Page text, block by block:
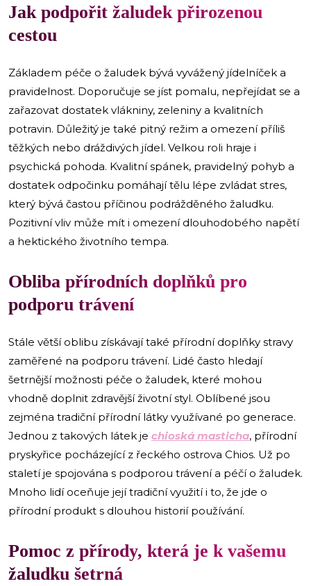
​Jak podpořit žaludek přirozenou
cestou
Základem péče o žaludek bývá vyvážený jídelníček a
pravidelnost. Doporučuje se jíst pomalu, nepřejídat se a
zařazovat dostatek vlákniny, zeleniny a kvalitních
potravin. Důležitý je také pitný režim a omezení příliš
těžkých nebo dráždivých jídel. Velkou roli hraje i
psychická pohoda. Kvalitní spánek, pravidelný pohyb a
dostatek odpočinku pomáhají tělu lépe zvládat stres,
který bývá častou příčinou podrážděného žaludku.
Pozitivní vliv může mít i omezení dlouhodobého napětí
a hektického životního tempa.
​Obliba přírodních doplňků pro
podporu trávení
Stále větší oblibu získávají také přírodní doplňky stravy
zaměřené na podporu trávení. Lidé často hledají
šetrnější možnosti péče o žaludek, které mohou
vhodně doplnit zdravější životní styl. Oblíbené jsou
zejména tradiční přírodní látky využívané po generace.
Jednou z takových látek je chioská masticha, přírodní
pryskyřice pocházející z řeckého ostrova Chios. Už po
staletí je spojována s podporou trávení a péčí o žaludek.
Mnoho lidí oceňuje její tradiční využití i to, že jde o
přírodní produkt s dlouhou historií používání.
​Pomoc z přírody, která je k vašemu
žaludku šetrná